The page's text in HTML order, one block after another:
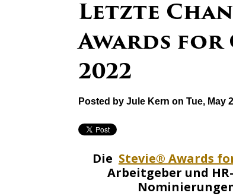
Letzte
Awards for
2022
Posted by Jule Kern on Tue, May
Die Stevie® Awards
Arbeitgeber und